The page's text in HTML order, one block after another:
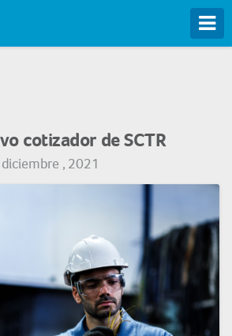
cotizador de SCTR
, 2021